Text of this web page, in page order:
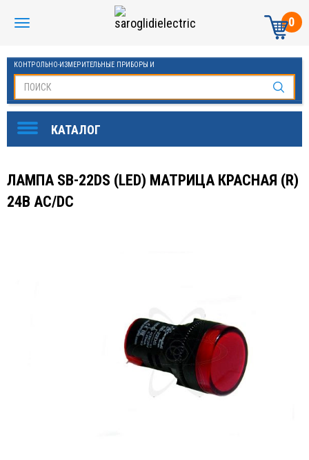
0
КОНТРОЛЬНО-ИЗМЕРИТЕЛЬНЫЕ ПРИБОРЫ И
ЛАМПА SB-22DS (LED) МАТРИЦА КРАСНАЯ (R)
24В AC/DC